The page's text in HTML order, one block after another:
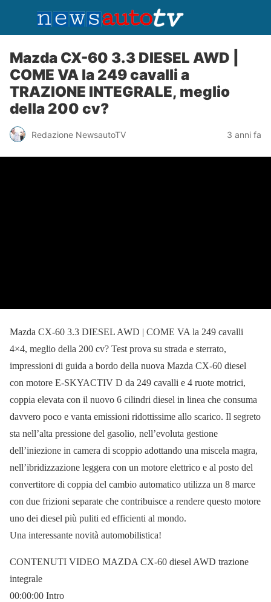
Mazda CX-60 3.3 DIESEL AWD |
COME VA la 249 cavalli a
TRAZIONE INTEGRALE, meglio
della 200 cv?
Redazione NewsautoTV 3 anni fa
Mazda CX-60 3.3 DIESEL AWD | COME VA la 249 cavalli
4×4, meglio della 200 cv? Test prova su strada e sterrato,
impressioni di guida a bordo della nuova Mazda CX-60 diesel
con motore E-SKYACTIV D da 249 cavalli e 4 ruote motrici,
coppia elevata con il nuovo 6 cilindri diesel in linea che consuma
davvero poco e vanta emissioni ridottissime allo scarico. Il segreto
sta nell’alta pressione del gasolio, nell’evoluta gestione
dell’iniezione in camera di scoppio adottando una miscela magra,
nell’ibridizzazione leggera con un motore elettrico e al posto del
convertitore di coppia del cambio automatico utilizza un 8 marce
con due frizioni separate che contribuisce a rendere questo motore
uno dei diesel più puliti ed efficienti al mondo.
Una interessante novità automobilistica!
CONTENUTI VIDEO MAZDA CX-60 diesel AWD trazione
integrale
00:00:00 Intro